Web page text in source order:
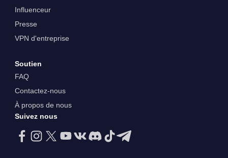
Influenceur
Presse
VPN d'entreprise
Soutien
FAQ
Contactez-nous
À propos de nous
Suivez nous